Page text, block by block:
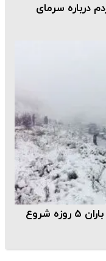
درباره سرمای
تهران همچنان بارانی می‌ماند/ برف و باران 5 روزه شروع